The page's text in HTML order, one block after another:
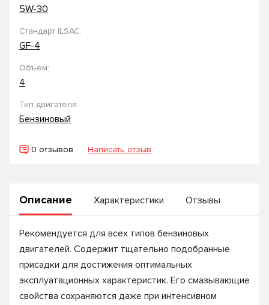
5W-30
Стандарт ILSAC:
GF-4
Объем:
4
Тип двигателя:
Бензиновый
0 отзывов Написать отзыв
Описание Характеристики Отзывы
Рекомендуется для всех типов бензиновых
двигателей. Содержит тщательно подобранные
присадки для достижения оптимальных
эксплуатационных характеристик. Его смазывающие
свойства сохраняются даже при интенсивном